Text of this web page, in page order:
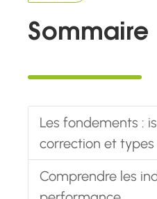
Sommaire
Les fondements :
correction et
Comprendre les